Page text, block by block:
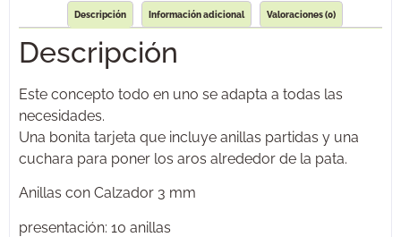
Descripción Información adicional Valoraciones (0)
Descripción
Este concepto todo en uno se adapta a todas las
necesidades.
Una bonita tarjeta que incluye anillas partidas y una
cuchara para poner los aros alrededor de la pata.
Anillas con Calzador 3 mm
presentación: 10 anillas